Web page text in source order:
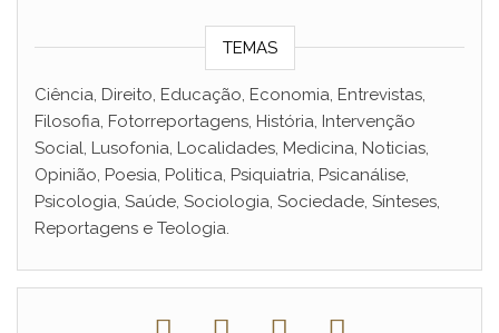
TEMAS
Ciência, Direito, Educação, Economia, Entrevistas,
Filosofia, Fotorreportagens, História, Intervenção
Social, Lusofonia, Localidades, Medicina, Noticias,
Opinião, Poesia, Politica, Psiquiatria, Psicanálise,
Psicologia, Saúde, Sociologia, Sociedade, Sínteses,
Reportagens e Teologia.